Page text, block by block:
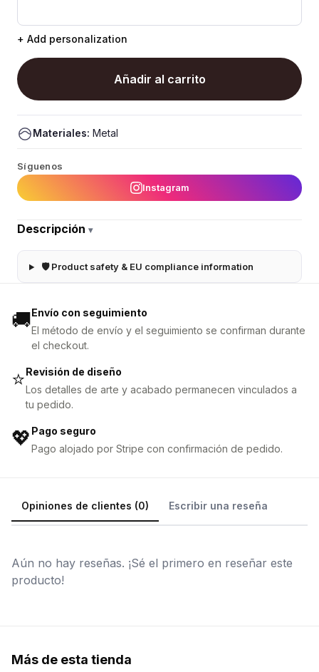
+ Add personalization
Añadir al carrito
Materiales: Metal
Síguenos
Instagram
Descripción ▾
🛡 Product safety & EU compliance information
🚚Envío con seguimiento
El método de envío y el seguimiento se confirman durante
el checkout.
⭐Revisión de diseño
Los detalles de arte y acabado permanecen vinculados a
tu pedido.
💖 Pago seguro
Pago alojado por Stripe con confirmación de pedido.
Opiniones de clientes (0) Escribir una reseña
Aún no hay reseñas. ¡Sé el primero en reseñar este
producto!
Más de esta tienda